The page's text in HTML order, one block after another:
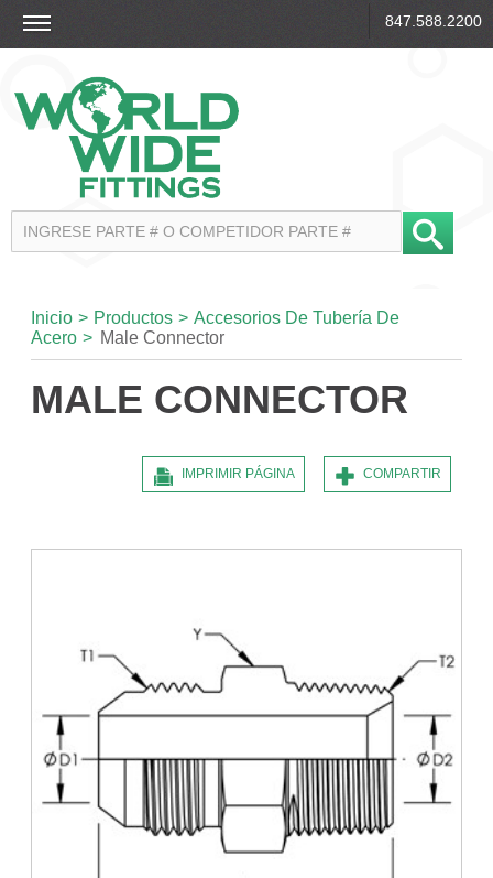
847.588.2200
Inicio > Productos > Accesorios De Tubería De
Acero > Male Connector
MALE CONNECTOR
COMPARTIR
IMPRIMIR PÁGINA